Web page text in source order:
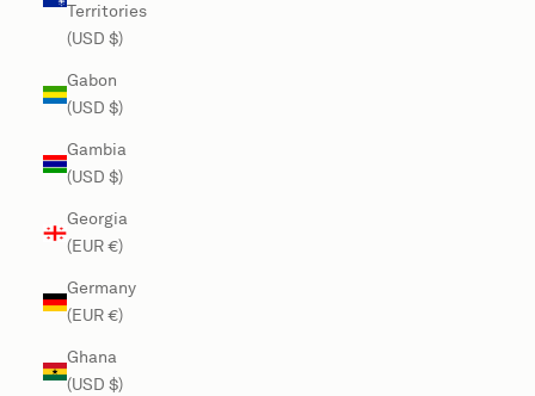
Territories
(USD $)
Gabon
(USD $)
Gambia
(USD $)
Georgia
(EUR €)
Germany
(EUR €)
Ghana
(USD $)